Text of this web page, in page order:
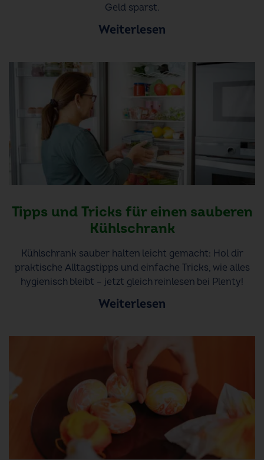
Geld sparst.
Weiterlesen
Tipps und Tricks für einen sauberen
Kühlschrank
Kühlschrank sauber halten leicht gemacht: Hol dir
praktische Alltagstipps und einfache Tricks, wie alles
hygienisch bleibt – jetzt gleich reinlesen bei Plenty!
Weiterlesen